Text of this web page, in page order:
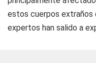
estos cuerpos extraños
expertos han salido a